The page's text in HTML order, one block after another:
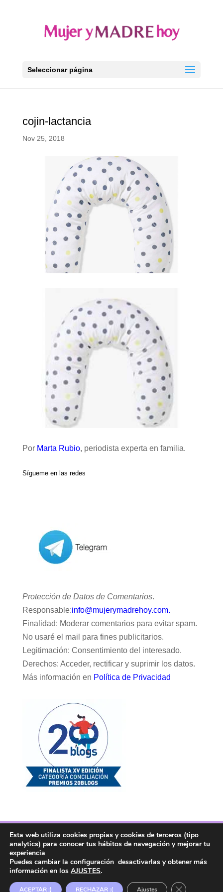
Seleccionar página
cojin-lactancia
Nov 25, 2018
Por Marta Rubio, periodista experta en familia.
Sígueme en las redes
Protección de Datos de Comentarios.
Responsable:info@mujerymadrehoy.com.
Finalidad: Moderar comentarios para evitar spam.
No usaré el mail para fines publicitarios.
Legitimación: Consentimiento del interesado.
Derechos: Acceder, rectificar y suprimir los datos.
Más información en Política de Privacidad
Facebook Twitter Telegram
RSS
Instagram
Linkedin
Esta web utiliza cookies propias y cookies de terceros (tipo
analytics) para conocer tus hábitos de navegación y mejorar tu
experiencia
Puedes cambiar la configuración desactivarlas y obtener más
información en los AJUSTES.
ACEPTAR :) RECHAZAR :( Ajustes Cerrar el